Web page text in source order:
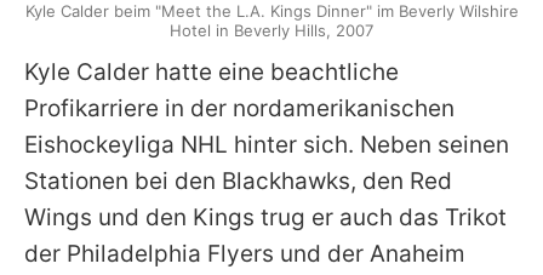
Kyle Calder hatte eine beachtliche
Profikarriere in der nordamerikanischen
Eishockeyliga NHL hinter sich. Neben seinen
Stationen bei den Blackhawks, den Red
Wings und den Kings trug er auch das Trikot
der Philadelphia Flyers und der Anaheim
Kyle Calder beim "Meet the L.A. Kings Dinner" im Beverly Wilshire
Hotel in Beverly Hills, 2007